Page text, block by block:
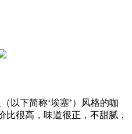
下简称‘埃塞’）风格的咖
比很高，味道很正，不甜腻，